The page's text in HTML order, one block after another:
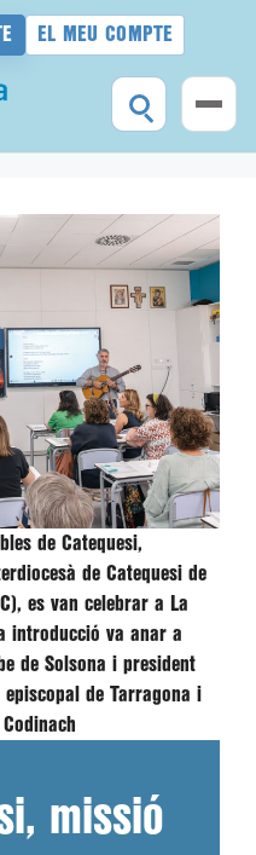
EL MEU COMPTE
de Catequesi,
de Catequesi de
es van celebrar a La
introducció va anar a
de Solsona i president
de Tarragona i
missió